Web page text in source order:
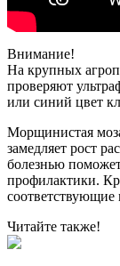
Внимание!
На крупных
проверяют
или синий цвет
Морщинистая
замедляет рост
болезнью
профилактики.
соответствующие
Читайте также!